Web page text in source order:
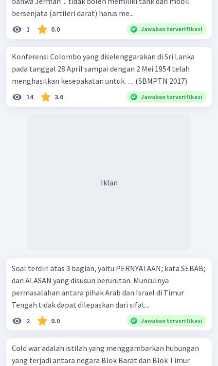
bersenjata (artileri darat) harus me...
1 0.0 Jawaban terverifikasi
Konferensi Colombo yang diselenggarakan di Sri Lanka
pada tanggal 28 April sampai dengan 2 Mei 1954 telah
menghasilkan kesepakatan untuk…. (SBMPTN 2017)
14 3.6 Jawaban terverifikasi
Iklan
Soal terdiri atas 3 bagian, yaitu PERNYATAAN; kata SEBAB;
dan ALASAN yang disusun berurutan. Munculnya
permasalahan antara pihak Arab dan Israel di Timur
Tengah tidak dapat dilepaskan dari sifat...
2 0.0 Jawaban terverifikasi
Cold war adalah istilah yang menggambarkan hubungan
yang terjadi antara negara Blok Barat dan Blok Timur